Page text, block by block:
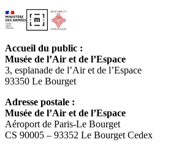
Accueil du public :
Musée de l’Air et de l’Espace
3, esplanade de l’Air et de l’Espace
93350 Le Bourget
Adresse postale :
Musée de l’Air et de l’Espace
Aéroport de Paris-Le Bourget
CS 90005 – 93352 Le Bourget Cedex